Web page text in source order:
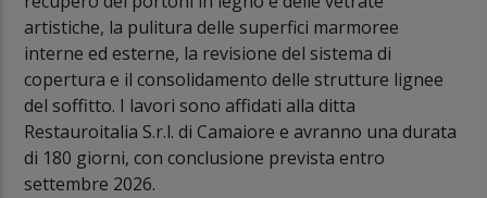
artistiche, la pulitura delle superfici marmoree
interne ed esterne, la revisione del sistema di
copertura e il consolidamento delle strutture lignee
del soffitto. I lavori sono affidati alla ditta
Restauroitalia S.r.l. di Camaiore e avranno una durata
di 180 giorni, con conclusione prevista entro
settembre 2026.